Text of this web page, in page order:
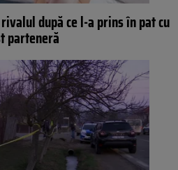
după ce l-a prins în pat cu
parteneră